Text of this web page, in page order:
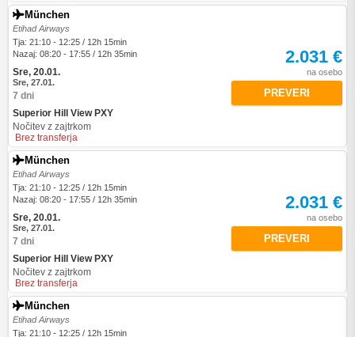
München
Etihad Airways
Tja: 21:10 - 12:25 / 12h 15min
Nazaj: 08:20 - 17:55 / 12h 35min
Sre, 20.01.
Sre, 27.01.
7 dni
Superior Hill View PXY
Nočitev z zajtrkom
Brez transferja
2.031 €
na osebo
PREVERI
München
Etihad Airways
Tja: 21:10 - 12:25 / 12h 15min
Nazaj: 08:20 - 17:55 / 12h 35min
Sre, 20.01.
Sre, 27.01.
7 dni
Superior Hill View PXY
Nočitev z zajtrkom
Brez transferja
2.031 €
na osebo
PREVERI
München
Etihad Airways
Tja: 21:10 - 12:25 / 12h 15min